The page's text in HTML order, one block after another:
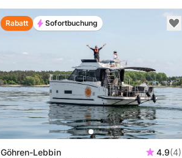
Göhren-Lebbin 4.9(4)
Rabatt Sofortbuchung